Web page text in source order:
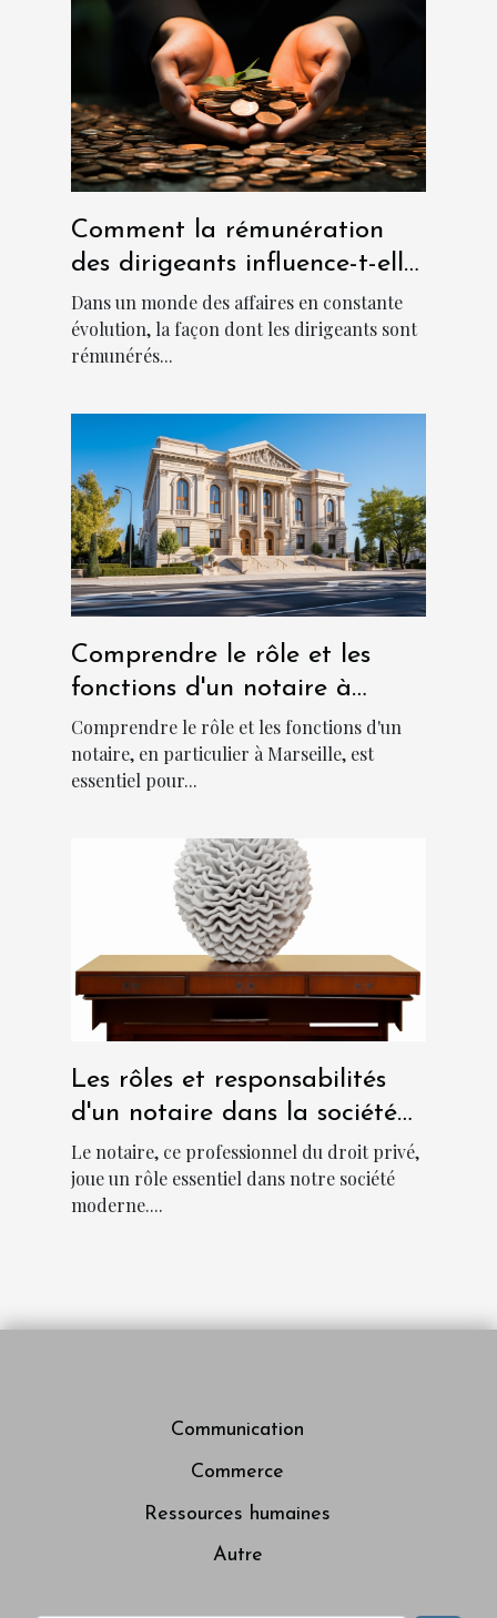
Comment la rémunération
des dirigeants influence-t-elle
la culture d'entreprise ?
Dans un monde des affaires en constante
évolution, la façon dont les dirigeants sont
rémunérés...
Comprendre le rôle et les
fonctions d'un notaire à
Marseille
Comprendre le rôle et les fonctions d'un
notaire, en particulier à Marseille, est
essentiel pour...
Les rôles et responsabilités
d'un notaire dans la société
moderne
Le notaire, ce professionnel du droit privé,
joue un rôle essentiel dans notre société
moderne....
Communication
Commerce
Ressources humaines
Autre